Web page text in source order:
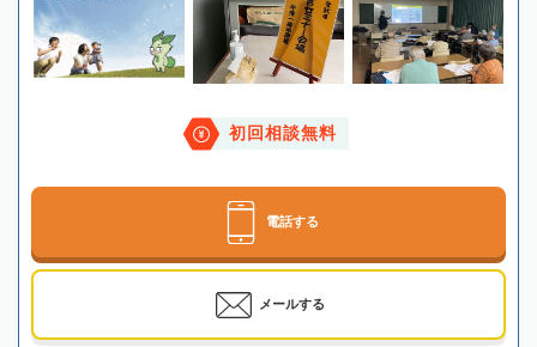
初回相談無料
電話する
メールする